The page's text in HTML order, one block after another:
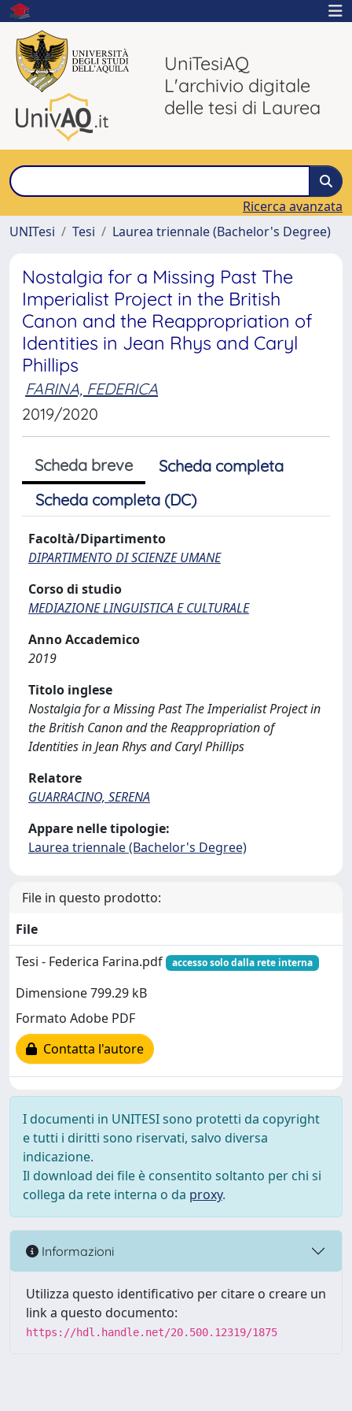
UniTesiAQ
L'archivio digitale
delle tesi di Laurea
Ricerca avanzata
UNITesi
Tesi Laurea triennale (Bachelor's Degree)
Nostalgia for a Missing Past The
Imperialist Project in the British
Canon and the Reappropriation of
Identities in Jean Rhys and Caryl
Phillips
FARINA, FEDERICA
2019/2020
Scheda breve
Scheda completa
Scheda completa (DC)
Facoltà/Dipartimento
DIPARTIMENTO DI SCIENZE UMANE
Corso di studio
MEDIAZIONE LINGUISTICA E CULTURALE
Anno Accademico
2019
Titolo inglese
Nostalgia for a Missing Past The Imperialist Project in
the British Canon and the Reappropriation of
Identities in Jean Rhys and Caryl Phillips
Relatore
GUARRACINO, SERENA
Appare nelle tipologie:
Laurea triennale (Bachelor's Degree)
File in questo prodotto:
File
Tesi - Federica Farina.pdf
accesso solo dalla rete interna
Dimensione 799.29 kB
Formato Adobe PDF
Contatta l'autore
I documenti in UNITESI sono protetti da copyright
e tutti i diritti sono riservati, salvo diversa
indicazione.
Il download dei file è consentito soltanto per chi si
collega da rete interna o da proxy.
Informazioni
Utilizza questo identificativo per citare o creare un
link a questo documento:
https://hdl.handle.net/20.500.12319/1875